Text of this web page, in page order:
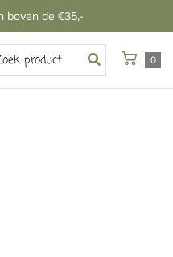
boven de €35,-
0